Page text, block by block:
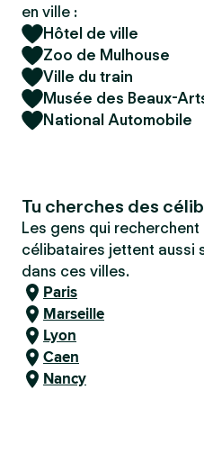
en ville :
Hôtel de ville
Zoo de Mulhouse
Ville du train
Musée des Beaux-
National Automobile
Tu cherches des
Les gens qui
célibataires jettent aussi
dans ces villes.
Paris
Marseille
Lyon
Caen
Nancy